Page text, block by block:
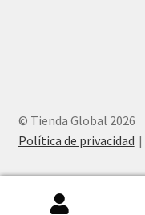
© Tienda Global 2026
Política de privacidad